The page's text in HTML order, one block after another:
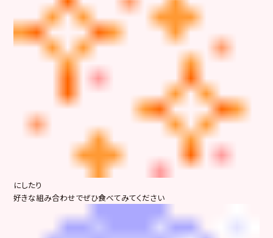
にしたり
好きな組み合わせでぜひ食べてみてください